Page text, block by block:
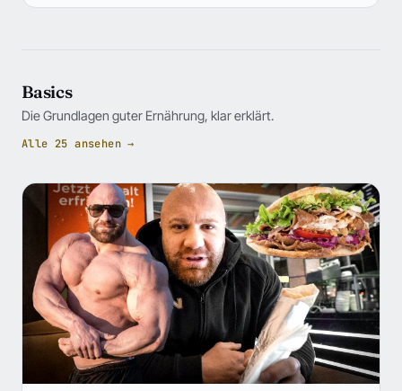
Basics
Die Grundlagen guter Ernährung, klar erklärt.
Alle 25 ansehen →